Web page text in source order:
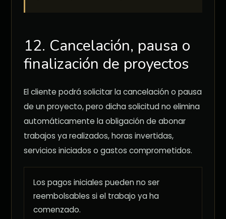
12. Cancelación, pausa o
finalización de proyectos
El cliente podrá solicitar la cancelación o pausa
de un proyecto, pero dicha solicitud no elimina
automáticamente la obligación de abonar
trabajos ya realizados, horas invertidas,
servicios iniciados o gastos comprometidos.
Los pagos iniciales pueden no ser
reembolsables si el trabajo ya ha
comenzado.